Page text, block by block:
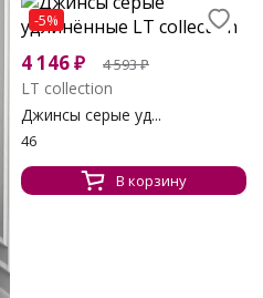
-5%
4 146₽ 4 593₽
LT collection
Джинсы серые уд...
46
В корзину